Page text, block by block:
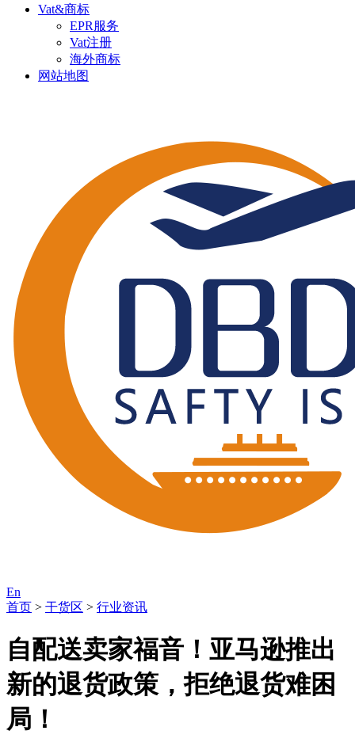
Vat&商标
EPR服务
Vat注册
海外商标
网站地图
En
首页 > 干货区 > 行业资讯
自配送卖家福音！亚马逊推出
新的退货政策，拒绝退货难困
局！